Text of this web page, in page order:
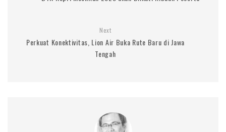
Next
Perkuat Konektivitas, Lion Air Buka Rute Baru di Jawa
Tengah